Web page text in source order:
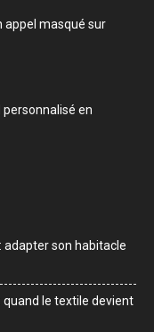
appel masqué sur
personnalisé en
adapter son habitacle
quand le textile devient